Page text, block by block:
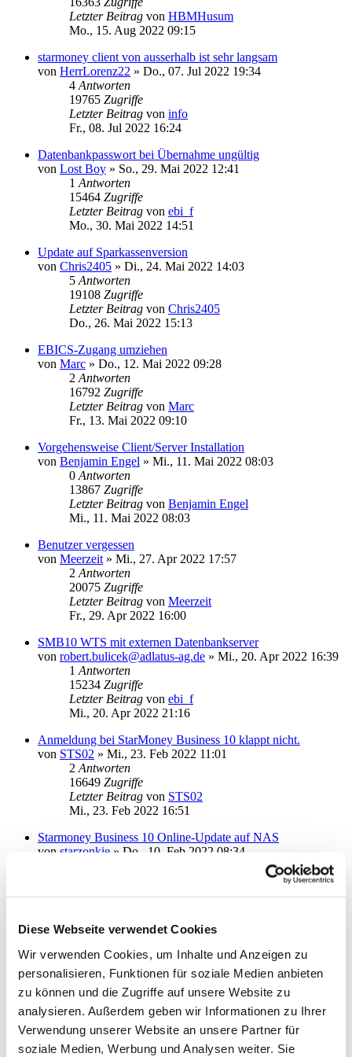
Diese Webseite verwendet Cookies
Wir verwenden Cookies, um Inhalte und Anzeigen zu
personalisieren, Funktionen für soziale Medien anbieten
zu können und die Zugriffe auf unsere Website zu
analysieren. Außerdem geben wir Informationen zu Ihrer
Verwendung unserer Website an unsere Partner für
soziale Medien, Werbung und Analysen weiter. Sie
Letzter Beitrag von HBMHusum
Mo., 15. Aug 2022 09:15
starmoney client von ausserhalb ist sehr langsam
von HerrLorenz22 » Do., 07. Jul 2022 19:34
4 Antworten
19765 Zugriffe
Letzter Beitrag von info
Fr., 08. Jul 2022 16:24
Datenbankpasswort bei Übernahme ungültig
von Lost Boy » So., 29. Mai 2022 12:41
1 Antworten
15464 Zugriffe
Letzter Beitrag von ebi_f
Mo., 30. Mai 2022 14:51
Update auf Sparkassenversion
von Chris2405 » Di., 24. Mai 2022 14:03
5 Antworten
19108 Zugriffe
Letzter Beitrag von Chris2405
Do., 26. Mai 2022 15:13
EBICS-Zugang umziehen
von Marc » Do., 12. Mai 2022 09:28
2 Antworten
16792 Zugriffe
Letzter Beitrag von Marc
Fr., 13. Mai 2022 09:10
Vorgehensweise Client/Server Installation
von Benjamin Engel » Mi., 11. Mai 2022 08:03
0 Antworten
13867 Zugriffe
Letzter Beitrag von Benjamin Engel
Mi., 11. Mai 2022 08:03
Benutzer vergessen
von Meerzeit » Mi., 27. Apr 2022 17:57
2 Antworten
20075 Zugriffe
Letzter Beitrag von Meerzeit
Fr., 29. Apr 2022 16:00
SMB10 WTS mit externen Datenbankserver
von robert.bulicek@adlatus-ag.de » Mi., 20. Apr 2022 16:39
1 Antworten
15234 Zugriffe
Letzter Beitrag von ebi_f
Mi., 20. Apr 2022 21:16
Anmeldung bei StarMoney Business 10 klappt nicht.
von STS02 » Mi., 23. Feb 2022 11:01
2 Antworten
16649 Zugriffe
Letzter Beitrag von STS02
Mi., 23. Feb 2022 16:51
Starmoney Business 10 Online-Update auf NAS
von starzonkie » Do., 10. Feb 2022 08:34
Letzter Beitragvonottoager
SMB 9 -> 10, Umsätze nur gebrenzt mitgenommen
ansonic13»
Di., 01. Feb 2022 09:33
1Antworten
15507Zugriffe
Letzter Beitragvonebi_f
Di., 01. Feb 2022 10:02
Komplette Neuinstallation?
von Marc2021»Mo., 06. Dez 2021 12:53